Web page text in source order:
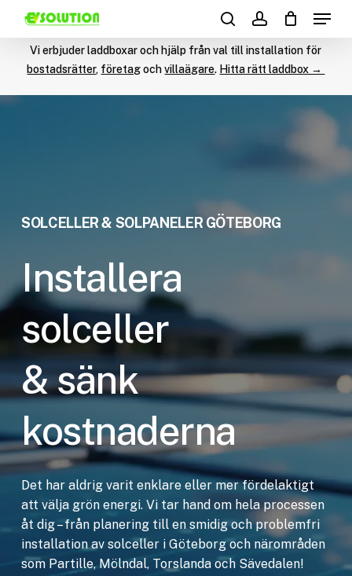
content
Products
search
searchaccount
Menu
Vi erbjuder laddboxar och hjälp från val till installation för
bostadsrätter, företagochvillaägare. Hitta rätt laddbox →
SOLCELLER & SOLPANELER GÖTEBORG
Installera
solceller
& sänk
kostnaderna
Det har aldrig varit enklare eller mer fördelaktigt
att välja grön energi. Vi tar hand om hela processen
åt dig – från planering till en smidig och problemfri
installation av solceller i Göteborg och närområden
som Partille, Mölndal, Torslanda och Sävedalen!